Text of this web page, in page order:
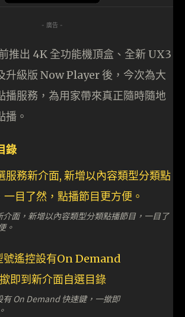
- 廣告 -
推出 4K 全功能機頂盒、全新 UX3
升級版 Now Player 後，今次為大
播服務，為用家帶來真正隨時隨地
播。
錄
介面，新增以內容類型分類點播節目，一目了
。
有 On Demand 快速鍵，一撳即